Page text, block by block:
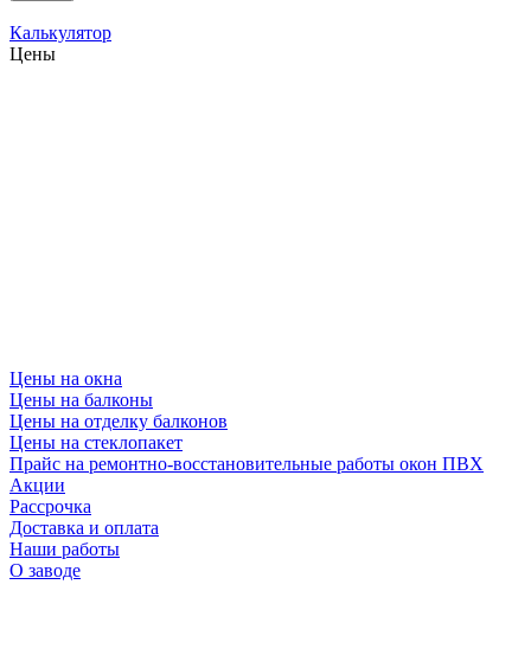
Калькулятор
Цены
Цены на окна
Цены на балконы
Цены на отделку балконов
Цены на стеклопакет
Прайс на ремонтно-восстановительные работы окон ПВХ
Акции
Рассрочка
Доставка и оплата
Наши работы
О заводе